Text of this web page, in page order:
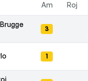
Am Roj
3
1